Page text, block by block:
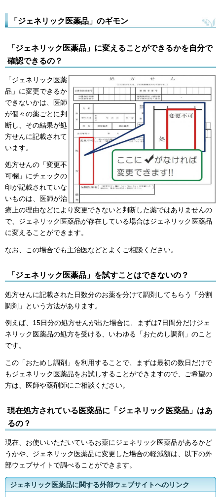
「ジェネリック医薬品」のギモン
「ジェネリック医薬品」に変えることができるかを自分で
確認できるの？
「ジェネリック医薬
品」に変更できるか
できないかは、医師
が個々の薬ごとに判
断し、その結果が処
方せんに記載されて
います。
処方せんの「変更不
可欄」にチェックの
印が記載されていな
いものは、医師が治
療上の理由などにより変更できないと判断した薬ではありませんの
で、ジェネリック医薬品が存在している場合はジェネリック医薬品
に変えることができます。
なお、この場合でも主治医などとよくご相談ください。
「ジェネリック医薬品」を試すことはできないの？
処方せんに記載された日数分のお薬を分けて調剤してもらう「分割
調剤」という方法があります。
例えば、15日分の処方せんが出た場合に、まずは7日間分だけジェ
ネリック医薬品の処方を受ける、いわゆる「おためし調剤」のこと
です。
この「おためし調剤」を利用することで、まずは最初の数日だけで
もジェネリック医薬品をお試しすることができますので、ご希望の
方は、医師や薬剤師にご相談ください。
現在処方されている医薬品に「ジェネリック医薬品」はあ
るの？
現在、お使いいただいているお薬にジェネリック医薬品があるかど
うかや、ジェネリック医薬品に変更した場合の軽減額は、以下の外
部ウェブサイトで調べることができます。
ジェネリック医薬品に関する外部ウェブサイトへのリンク